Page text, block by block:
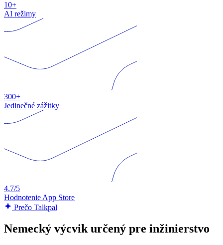
10+
AI režimy
300+
Jedinečné zážitky
4.7/5
Hodnotenie App Store
Prečo Talkpal
Nemecký výcvik určený pre inžinierstvo